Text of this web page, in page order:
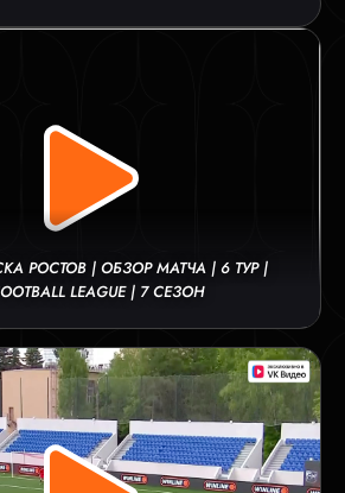
СКА РОСТОВ | ОБЗОР МАТЧА | 6 ТУР |
LEAGUE | 7 СЕЗОН